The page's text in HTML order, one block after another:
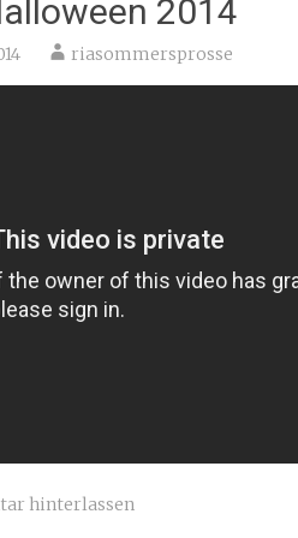
2014
riasommersprosse
hinterlassen